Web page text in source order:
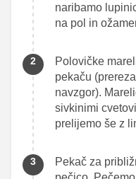
naribamo
na pol in
Polovičke
pekaču
navzgor).
sivkinimi
prelijemo še z
Pekač za